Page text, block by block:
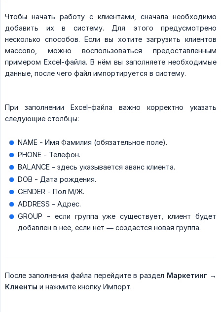
Чтобы начать работу с клиентами, сначала необходимо
добавить их в систему. Для этого предусмотрено
несколько способов. Если вы хотите загрузить клиентов
массово, можно воспользоваться предоставленным
примером Excel-файла. В нём вы заполняете необходимые
данные, после чего файл импортируется в систему.
При заполнении Excel-файла важно корректно указать
следующие столбцы:
NAME - Имя Фамилия (обязательное поле).
PHONE - Телефон.
BALANCE - здесь указывается аванс клиента.
DOB - Дата рождения.
GENDER - Пол М/Ж.
ADDRESS - Адрес.
GROUP - если группа уже существует, клиент будет
добавлен в неё, если нет — создастся новая группа.
После заполнения файла перейдите в раздел Маркетинг →
Клиенты и нажмите кнопку Импорт.